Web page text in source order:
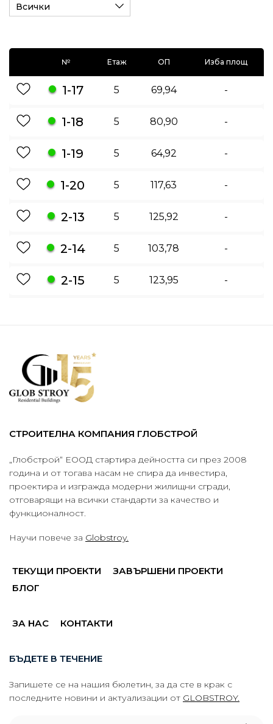
Всички
№ Етаж ОП Изба площ
1-17 5 69,94 -
1-18 5 80,90 -
1-19 5 64,92 -
1-20 5 117,63 -
2-13 5 125,92 -
2-14 5 103,78 -
2-15 5 123,95 -
СТРОИТЕЛНА КОМПАНИЯ ГЛОБСТРОЙ
„Глобстрой“ ЕООД стартира дейността си през 2008
година и от тогава насам не спира да инвестира,
проектира и изгражда модерни жилищни сгради,
отговарящи на всички стандарти за качество и
функционалност.
Научи повече за Globstroy.
ТЕКУЩИ ПРОЕКТИ
ЗАВЪРШЕНИ ПРОЕКТИ
БЛОГ
ЗА НАС КОНТАКТИ
БЪДЕТЕ В ТЕЧЕНИЕ
Запишете се на нашия бюлетин, за да сте в крак с
последните новини и актуализации от GLOBSTROY.